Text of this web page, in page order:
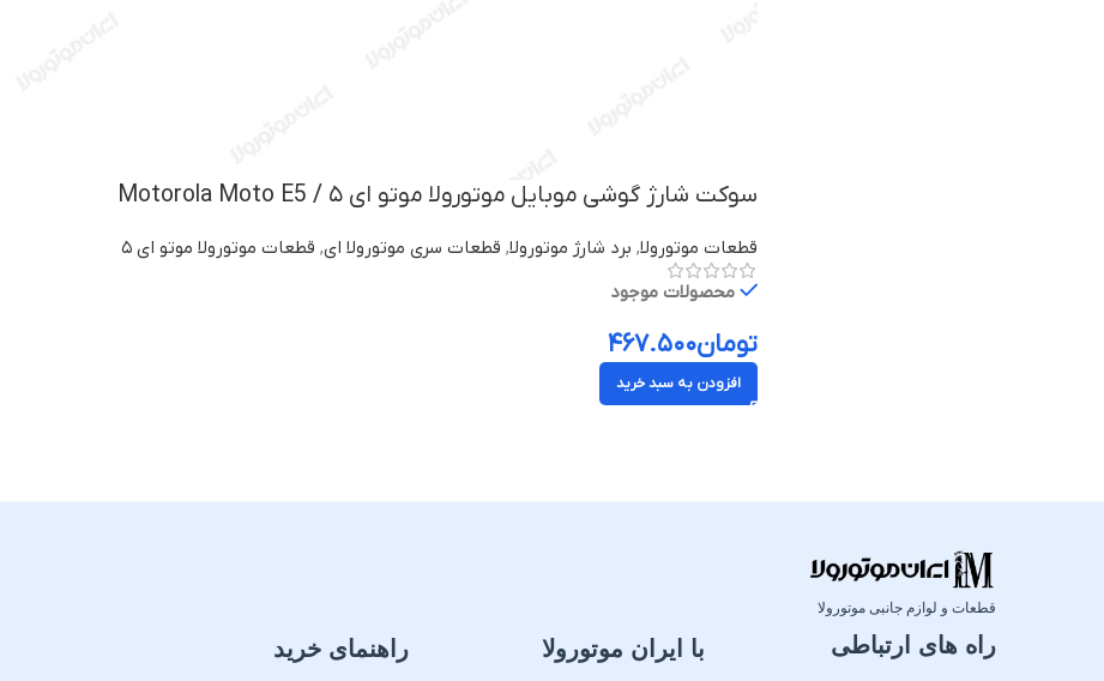
سوکت شارژ گوشی موبایل موتورولا موتو ای ۵ / Motorola Moto E5
قطعات موتورولا, برد شارژ موتورولا, قطعات سری موتورولا ای, قطعات موتورولا موتو ای ۵
محصولات موجود
تومان۴۶۷.۵۰۰
افزودن به سبد خرید
قطعات و لوازم جانبی موتورولا
راه های ارتباطی با ایران موتورولا راهنمای خرید